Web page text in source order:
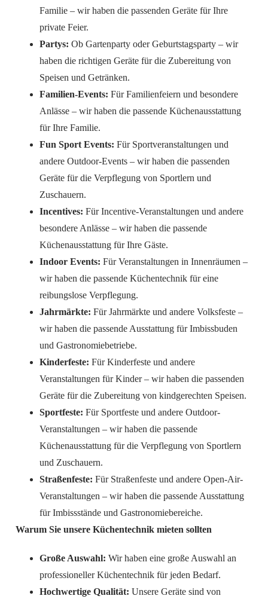
Familie – wir haben die passenden Geräte für Ihre
private Feier.
Partys: Ob Gartenparty oder Geburtstagsparty – wir
haben die richtigen Geräte für die Zubereitung von
Speisen und Getränken.
Familien-Events: Für Familienfeiern und besondere
Anlässe – wir haben die passende Küchenausstattung
für Ihre Familie.
Fun Sport Events: Für Sportveranstaltungen und
andere Outdoor-Events – wir haben die passenden
Geräte für die Verpflegung von Sportlern und
Zuschauern.
Incentives: Für Incentive-Veranstaltungen und andere
besondere Anlässe – wir haben die passende
Küchenausstattung für Ihre Gäste.
Indoor Events: Für Veranstaltungen in Innenräumen –
wir haben die passende Küchentechnik für eine
reibungslose Verpflegung.
Jahrmärkte: Für Jahrmärkte und andere Volksfeste –
wir haben die passende Ausstattung für Imbissbuden
und Gastronomiebetriebe.
Kinderfeste: Für Kinderfeste und andere
Veranstaltungen für Kinder – wir haben die passenden
Geräte für die Zubereitung von kindgerechten Speisen.
Sportfeste: Für Sportfeste und andere Outdoor-
Veranstaltungen – wir haben die passende
Küchenausstattung für die Verpflegung von Sportlern
und Zuschauern.
Straßenfeste: Für Straßenfeste und andere Open-Air-
Veranstaltungen – wir haben die passende Ausstattung
für Imbissstände und Gastronomiebereiche.
Warum Sie unsere Küchentechnik mieten sollten
Große Auswahl: Wir haben eine große Auswahl an
professioneller Küchentechnik für jeden Bedarf.
Hochwertige Qualität: Unsere Geräte sind von